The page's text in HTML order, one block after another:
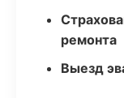
ремонта
Выезд